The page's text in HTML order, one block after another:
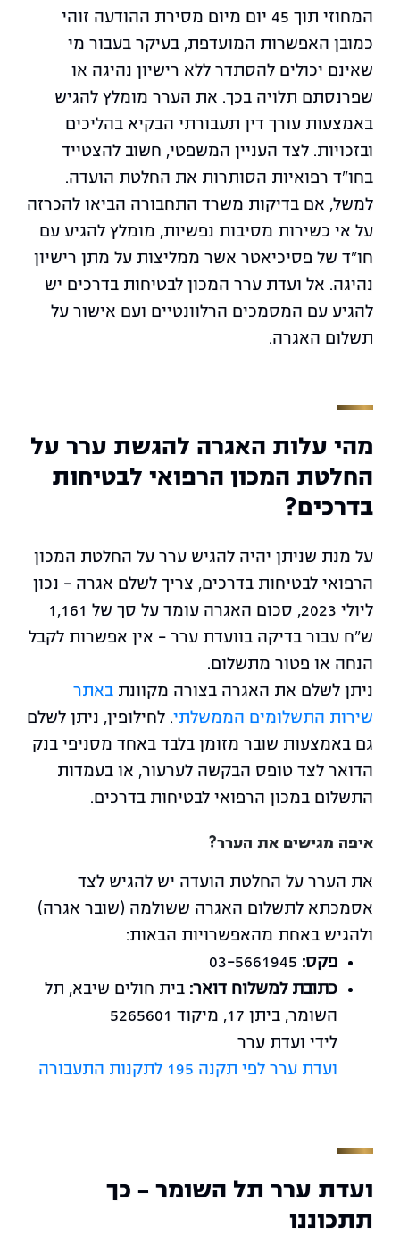
המחוזי תוך 45 יום מיום מסירת ההודעה זוהי
כמובן האפשרות המועדפת, בעיקר בעבור מי
שאינם יכולים להסתדר ללא רישיון נהיגה או
שפרנסתם תלויה בכך. את הערר מומלץ להגיש
באמצעות עורך דין תעבורתי הבקיא בהליכים
ובזכויות. לצד העניין המשפטי, חשוב להצטייד
בחו"ד רפואיות הסותרות את החלטת הועדה.
למשל, אם בדיקות משרד התחבורה הביאו להכרזה
על אי כשירות מסיבות נפשיות, מומלץ להגיע עם
חו"ד של פסיכיאטר אשר ממליצות על מתן רישיון
נהיגה. אל ועדת ערר המכון לבטיחות בדרכים יש
להגיע עם המסמכים הרלוונטיים ועם אישור על
תשלום האגרה.
מהי עלות האגרה להגשת ערר על
החלטת המכון הרפואי לבטיחות
בדרכים?
על מנת שניתן יהיה להגיש ערר על החלטת המכון
הרפואי לבטיחות בדרכים, צריך לשלם אגרה – נכון
ליולי 2023, סכום האגרה עומד על סך של 1,161
ש"ח עבור בדיקה בוועדת ערר – אין אפשרות לקבל
הנחה או פטור מתשלום.
ניתן לשלם את האגרה בצורה מקוונת באתר
שירות התשלומים הממשלתי. לחילופין, ניתן לשלם
גם באמצעות שובר מזומן בלבד באחד מסניפי בנק
הדואר לצד טופס הבקשה לערעור, או בעמדות
התשלום במכון הרפואי לבטיחות בדרכים.
איפה מגישים את הערר?
את הערר על החלטת הועדה יש להגיש לצד
אסמכתא לתשלום האגרה ששולמה (שובר אגרה)
ולהגיש באחת מהאפשרויות הבאות:
פקס:
כתובת למשלוח דואר: בית חולים שיבא, תל
השומר, ביתן 17, מיקוד 5265601
לידי ועדת ערר
ועדת ערר לפי תקנה 195 לתקנות התעבורה
ועדת ערר תל השומר - כך
תתכוננו